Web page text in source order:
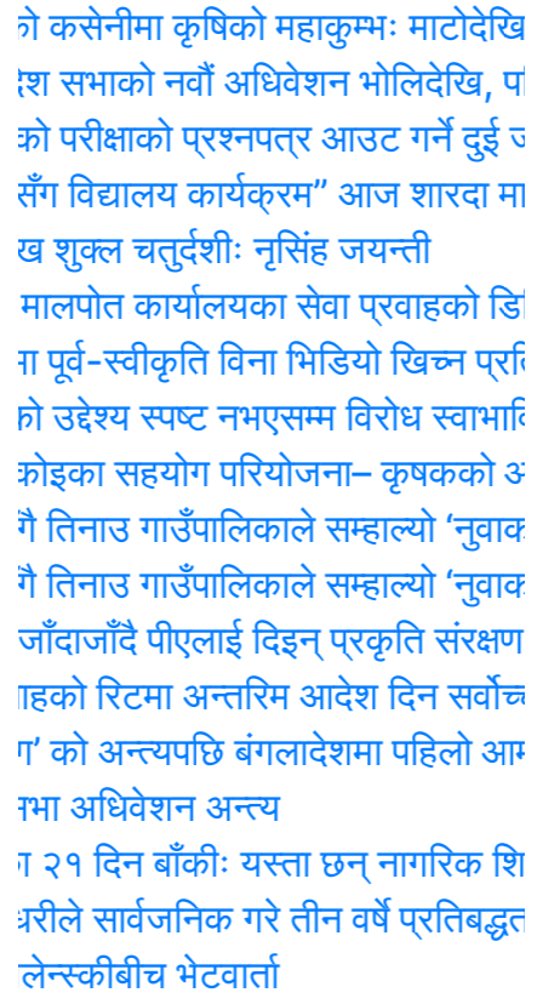
कृषिको महाकुम्भः माटोदेखि
नवौं अधिवेशन भोलिदेखि, पर्सि
परीक्षाको प्रश्नपत्र आउट गर्ने दुई जना
विद्यालय कार्यक्रम” आज शारदा
चतुर्दशीः नृसिंह जयन्ती
कार्यालयका सेवा प्रवाहको
स्वीकृति विना भिडियो खिच्न
स्पष्ट नभएसम्म विरोध
सहयोग परियोजना– कृषकको
गाउँपालिकाले सम्हाल्यो
गाउँपालिकाले सम्हाल्यो
पीएलाई दिइन् प्रकृति संरक्षण
रिटमा अन्तरिम आदेश दिन
को अन्त्यपछि बंगलादेशमा पहिलो आम
अधिवेशन अन्त्य
दिन बाँकीः यस्ता छन् नागरिक शिक्षा
सार्वजनिक गरे तीन वर्षे प्रतिबद्धताको
भेटवार्ता